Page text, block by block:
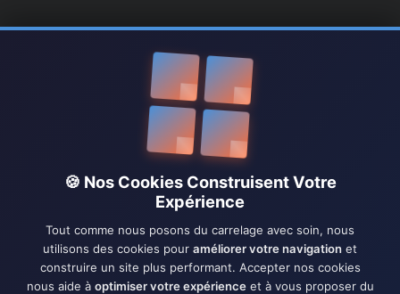
🍪 Nos Cookies Construisent Votre
Expérience
Tout comme nous posons du carrelage avec soin, nous
utilisons des cookies pour améliorer votre navigation et
construire un site plus performant. Accepter nos cookies
nous aide à optimiser votre expérienceet à vous proposer du